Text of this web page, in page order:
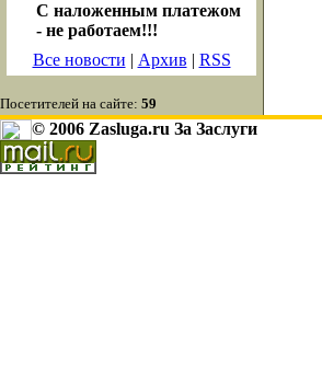
С наложенным платежом
- не работаем!!!
Все новости | Архив | RSS
Посетителей на сайте: 59
© 2006 Zasluga.ru За Заслуги